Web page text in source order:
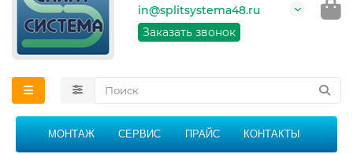
области
График работы: 9:00 -
21:00 без перерыва и
in@splitsystema48.ru
Заказать звонок
МОНТАЖ СЕРВИС ПРАЙС КОНТАКТЫ